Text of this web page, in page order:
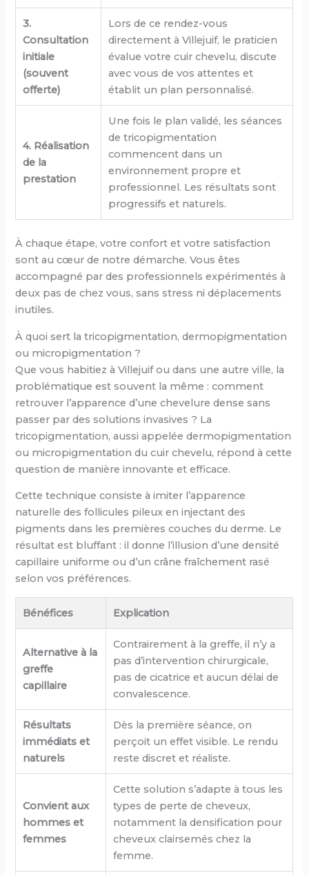
3.
Consultation
initiale
(souvent
offerte)
Lors de ce rendez-vous
directement à Villejuif, le praticien
évalue votre cuir chevelu, discute
avec vous de vos attentes et
établit un plan personnalisé.
4. Réalisation
de la
prestation
Une fois le plan validé, les séances
de tricopigmentation
commencent dans un
environnement propre et
professionnel. Les résultats sont
progressifs et naturels.
À chaque étape, votre confort et votre satisfaction
sont au cœur de notre démarche. Vous êtes
accompagné par des professionnels expérimentés à
deux pas de chez vous, sans stress ni déplacements
inutiles.
À quoi sert la tricopigmentation, dermopigmentation
ou micropigmentation ?
Que vous habitiez à Villejuif ou dans une autre ville, la
problématique est souvent la même : comment
retrouver l’apparence d’une chevelure dense sans
passer par des solutions invasives ? La
tricopigmentation, aussi appelée dermopigmentation
ou micropigmentation du cuir chevelu, répond à cette
question de manière innovante et efficace.
Cette technique consiste à imiter l’apparence
naturelle des follicules pileux en injectant des
pigments dans les premières couches du derme. Le
résultat est bluffant : il donne l’illusion d’une densité
capillaire uniforme ou d’un crâne fraîchement rasé
selon vos préférences.
Bénéfices Explication
Alternative à la
greffe
capillaire
Contrairement à la greffe, il n’y a
pas d’intervention chirurgicale,
pas de cicatrice et aucun délai de
convalescence.
Résultats
immédiats et
naturels
Dès la première séance, on
perçoit un effet visible. Le rendu
reste discret et réaliste.
Convient aux
hommes et
femmes
Cette solution s’adapte à tous les
types de perte de cheveux,
notamment la densification pour
cheveux clairsemés chez la
femme.